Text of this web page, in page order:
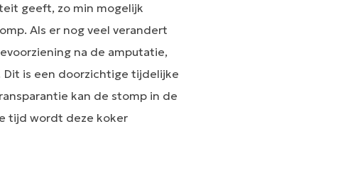
geeft, zo min mogelijk
Als er nog veel verandert
na de amputatie,
Dit is een doorzichtige tijdelijke
kan de stomp in de
tijd wordt deze koker